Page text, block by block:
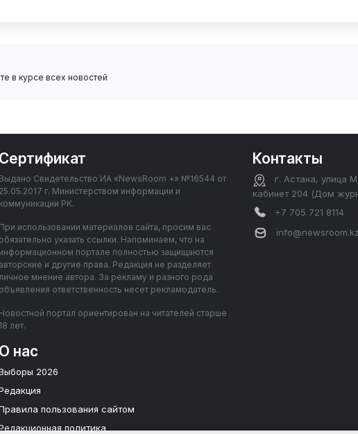
в курсе всех новостей
Сертификат
Выдано Свидетельство ИА «NewsRoom +» №16544 от
25.05.2017 г. Министерством информации и
коммуникации РК.
При использовании материалов сайта, просим вас
обязательно указать ссылки. Напоминаем, что на
информационном портале полностью защищаются
авторские и другие права. Редакция не разделяет
мнение автора. За рекламу и разного рода
объявления ответственность несет рекламодатель.
Новостной портал ориентирован на читателей старше
18 лет.
Контакты
г. Астана, улица
кабинет 204 (Дом
+7 705 721 8114
info@newsroom.kz
О нас
2026
пользования сайтом
политика